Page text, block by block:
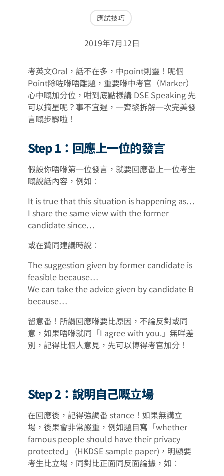
應試技巧
2019年7月12日
考英文Oral，話不在多，中point則靈！呢個
Point除咗喺唔離題，重要喺中考官（Marker）
心中嘅加分位，咁到底點樣講 DSE Speaking 先
可以摘星呢？事不宜遲，一齊黎拆解一次完美發
言嘅步驟啦！
Step 1：回應上一位的發言
假設你唔喺第一位發言，就要回應番上一位考生
嘅說話內容，例如︰
It is true that this situation is happening as…
I share the same view with the former
candidate since…
或在贊同建議時說︰
The suggestion given by former candidate is
feasible because…
We can take the advice given by candidate B
because…
留意番！所謂回應喺要比原因，不論反對或同
意，如果唔喺就同「I agree with you.」無咩差
別，記得比個人意見，先可以博得考官加分！
Step 2：說明自己嘅立場
在回應後，記得強調番 stance！如果無講立
場，後果會非常嚴重，例如題目寫「whether
famous people should have their privacy
protected」 (HKDSE sample paper)，明顯要
考生比立場，同對比正面同反面論據，如︰